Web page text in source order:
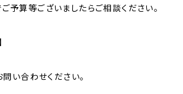
予算等ございましたらご相談ください。
い合わせください。